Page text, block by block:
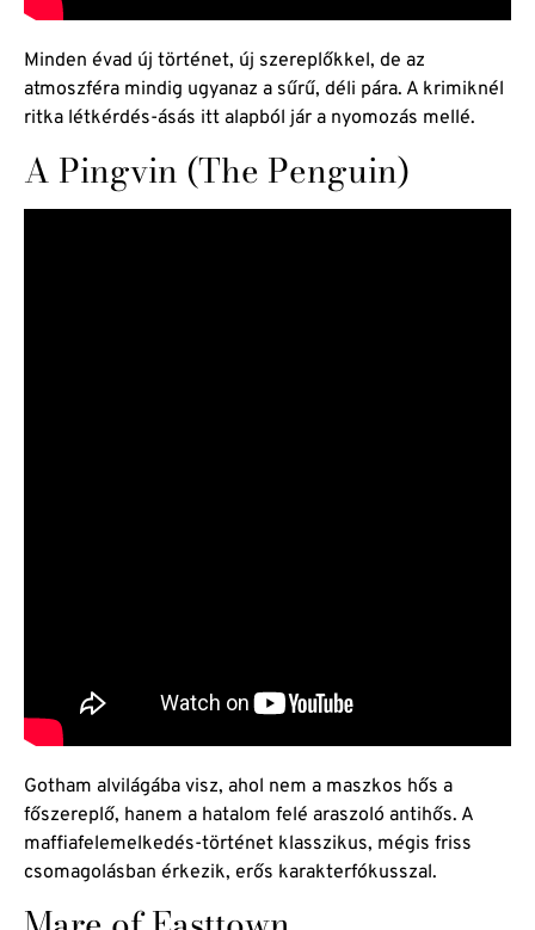
Minden évad új történet, új szereplőkkel, de az
atmoszféra mindig ugyanaz a sűrű, déli pára. A krimiknél
ritka létkérdés-ásás itt alapból jár a nyomozás mellé.
A Pingvin (The Penguin)
Gotham alvilágába visz, ahol nem a maszkos hős a
főszereplő, hanem a hatalom felé araszoló antihős. A
maffiafelemelkedés-történet klasszikus, mégis friss
csomagolásban érkezik, erős karakterfókusszal.